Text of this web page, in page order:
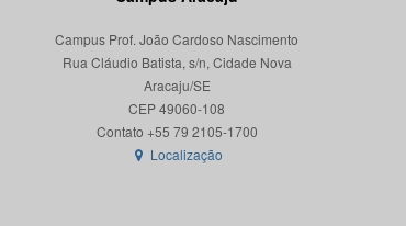
Campus Prof. João Cardoso Nascimento
Rua Cláudio Batista, s/n, Cidade Nova
Aracaju/SE
CEP 49060-108
Localização